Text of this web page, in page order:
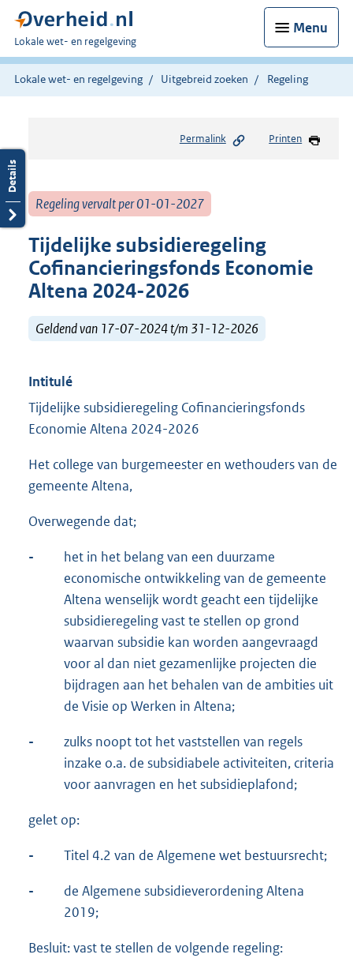
Menu
U
bent
hier:
Lokale wet- en regelgeving
Lokale wet- en regelgeving Uitgebreid zoeken Regeling
Permalink Printen
Regeling vervalt per 01-01-2027
Tijdelijke subsidieregeling
Cofinancieringsfonds Economie
Altena 2024-2026
Geldend van 17-07-2024 t/m 31-12-2026
Intitulé
Tijdelijke subsidieregeling Cofinancieringsfonds
Economie Altena 2024-2026
Het college van burgemeester en wethouders van de
gemeente Altena,
Overwegende dat;
-
het in het belang van een duurzame
economische ontwikkeling van de gemeente
Altena wenselijk wordt geacht een tijdelijke
subsidieregeling vast te stellen op grond
waarvan subsidie kan worden aangevraagd
voor al dan niet gezamenlijke projecten die
bijdragen aan het behalen van de ambities uit
de Visie op Werken in Altena;
-
zulks noopt tot het vaststellen van regels
inzake o.a. de subsidiabele activiteiten, criteria
voor aanvragen en het subsidieplafond;
gelet op:
- Titel 4.2 van de Algemene wet bestuursrecht;
-
de Algemene subsidieverordening Altena
2019;
Besluit: vast te stellen de volgende regeling: